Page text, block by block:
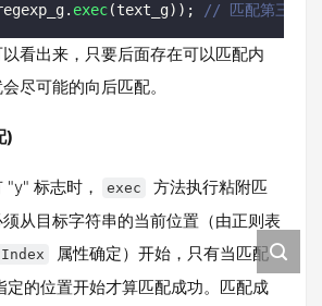
exec(text_g)); // 匹配第三个
看出来，只要后面存在可以匹配内
尽可能的向后匹配。
)
"y" 标志时， exec
方法执行粘附匹
从目标字符串的当前位置（由正则表
属性确定）开始，只有当匹配
定的位置开始才算匹配成功。匹配成